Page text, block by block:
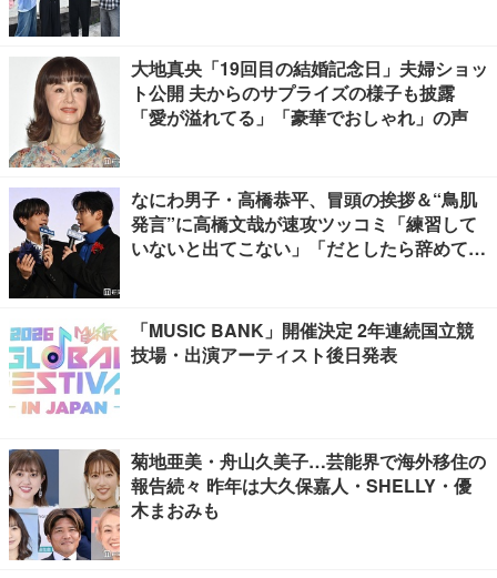
大地真央「19回目の結婚記念日」夫婦ショッ
ト公開 夫からのサプライズの様子も披露
「愛が溢れてる」「豪華でおしゃれ」の声
なにわ男子・高橋恭平、冒頭の挨拶＆“鳥肌
発言”に高橋文哉が速攻ツッコミ「練習して
いないと出てこない」「だとしたら辞めてく
「MUSIC BANK」開催決定 2年連続国立競
技場・出演アーティスト後日発表
菊地亜美・舟山久美子…芸能界で海外移住の
報告続々 昨年は大久保嘉人・SHELLY・優
木まおみも